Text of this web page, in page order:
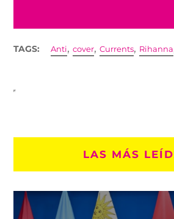
TAGS: Anti,cover,Currents, Rihanna
LAS MÁS